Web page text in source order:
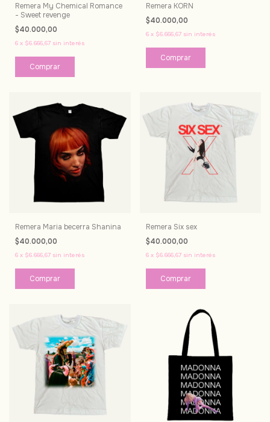
Remera My Chemical Romance
- Sweet revenge
$40.000,00
6 x $6.666,67 sin interés
Comprar
Remera KORN
$40.000,00
6 x $6.666,67 sin interés
Comprar
Remera Maria becerra Shanina
$40.000,00
6 x $6.666,67 sin interés
Comprar
Remera Six sex
$40.000,00
6 x $6.666,67 sin interés
Comprar